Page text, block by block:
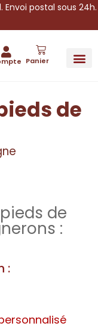
postal sous 24h.
Panier
de
de
:
: